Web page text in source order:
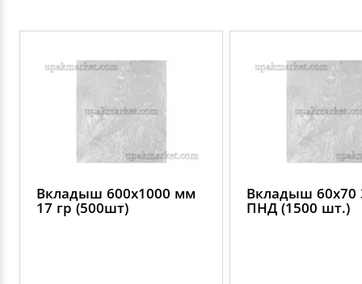
Вкладыш 600х1000 мм
17 гр (500шт)
Вкладыш 60х70
ПНД (1500 шт.)